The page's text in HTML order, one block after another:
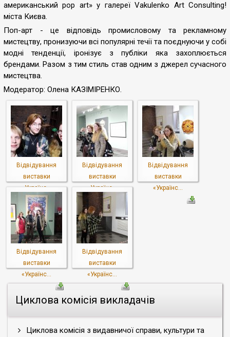
Циклова комісія викладачів
Циклова комісія з видавничої справи, культури та
американський pop art» у галереї Vakulenko Art Consulting!
міста Києва.
Поп-арт - це відповідь промисловому та рекламному
мистецтву, пронизуючи всі популярні течії та поєднуючи у собі
модні тенденції, іронізує з публіки яка захоплюється
брендами. Разом з тим стиль став одним з джерел сучасного
мистецтва.
Модератор: Олена КАЗІМІРЕНКО.
Відвідування
виставки
«Українс...
Відвідування
виставки
«Українс...
Відвідування
виставки
«Українс...
Відвідування
виставки
«Українс...
Відвідування
виставки
«Українс...